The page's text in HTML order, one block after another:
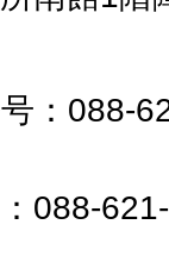
：088-
088-